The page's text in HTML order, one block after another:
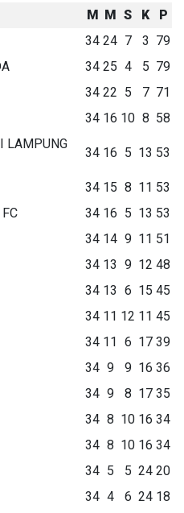
M M S K
P
34 24 7 3 79
34 25 4 5 79
34 22 5 7 71
34 16 10 8 58
LAMPUNG
34 16 5 13 53
34 15 8 11 53
34 16 5 13 53
34 14 9 11 51
34 13 9 12 48
34 13 6 15 45
34 11 12 11 45
34 11 6 17 39
34 9 9 16 36
34 9 8 17 35
34 8 10 16 34
34 8 10 16 34
34 5 5 24 20
34 4 6 24 18